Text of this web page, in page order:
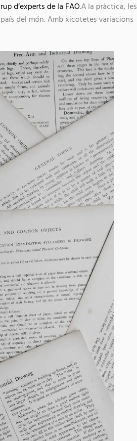
d’experts de la FAO.A la pràctica, les
del món. Amb xicotetes variacions